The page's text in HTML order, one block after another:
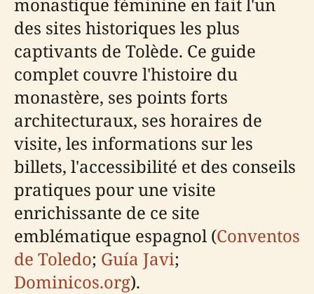
des sites historiques les plus
captivants de Tolède. Ce guide
complet couvre l'histoire du
monastère, ses points forts
architecturaux, ses horaires de
visite, les informations sur les
billets, l'accessibilité et des conseils
pratiques pour une visite
enrichissante de ce site
emblématique espagnol (Conventos
de Toledo; Guía Javi;
Dominicos.org).